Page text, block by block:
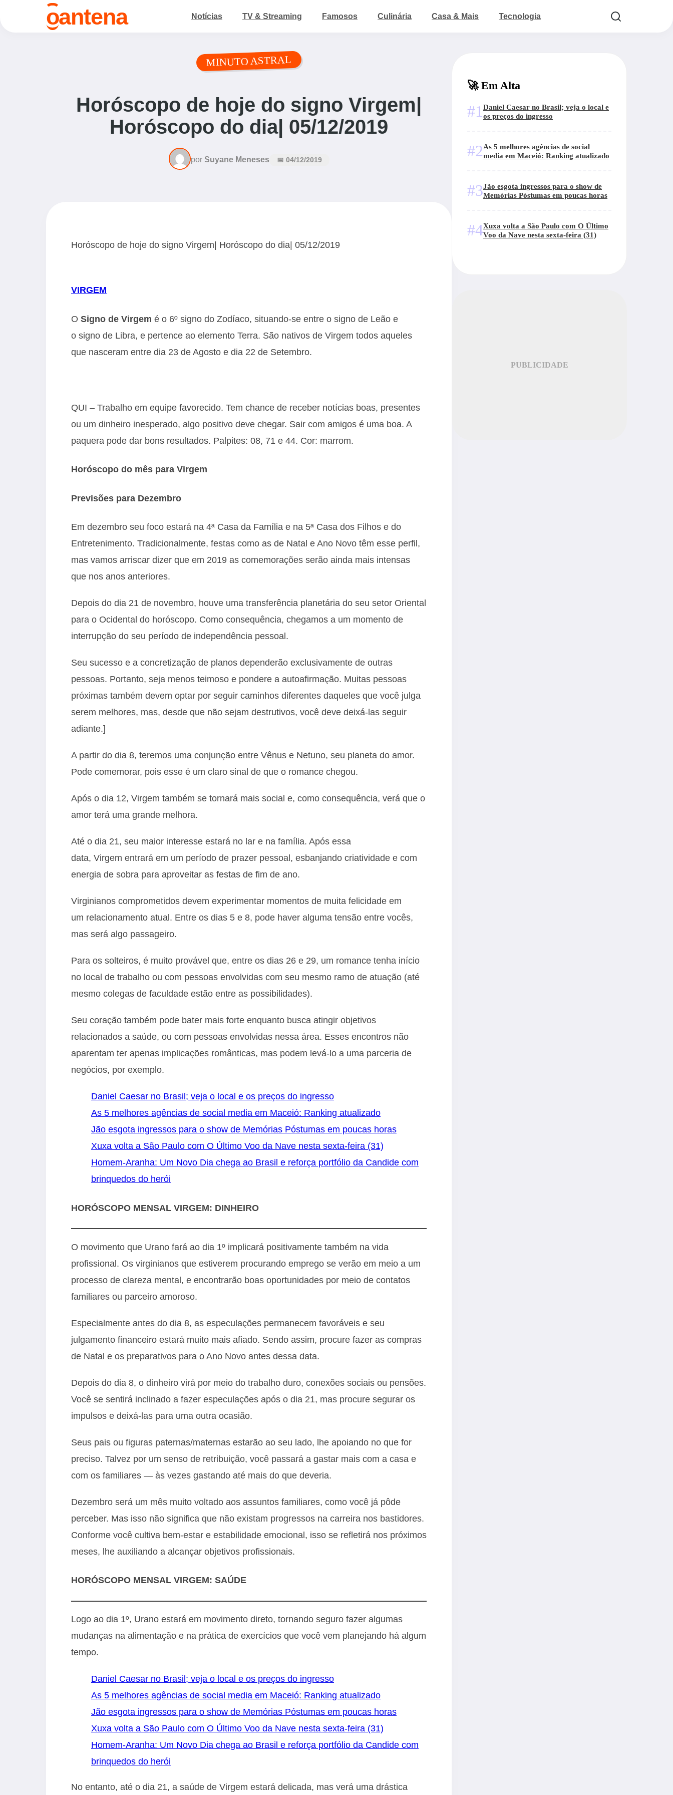
oantena Notícias TV & Streaming Famosos Culinária Casa & Mais Tecnologia
MINUTO ASTRAL
Horóscopo de hoje do signo Virgem|
Horóscopo do dia| 05/12/2019
por Suyane Meneses 📅 04/12/2019
Horóscopo de hoje do signo Virgem| Horóscopo do dia| 05/12/2019
VIRGEM
O Signo de Virgem é o 6º signo do Zodíaco, situando-se entre o signo de Leão e
o signo de Libra, e pertence ao elemento Terra. São nativos de Virgem todos aqueles
que nasceram entre dia 23 de Agosto e dia 22 de Setembro.
QUI – Trabalho em equipe favorecido. Tem chance de receber notícias boas, presentes
ou um dinheiro inesperado, algo positivo deve chegar. Sair com amigos é uma boa. A
paquera pode dar bons resultados. Palpites: 08, 71 e 44. Cor: marrom.
Horóscopo do mês para Virgem
Previsões para Dezembro
Em dezembro seu foco estará na 4ª Casa da Família e na 5ª Casa dos Filhos e do
Entretenimento. Tradicionalmente, festas como as de Natal e Ano Novo têm esse perfil,
mas vamos arriscar dizer que em 2019 as comemorações serão ainda mais intensas
que nos anos anteriores.
Depois do dia 21 de novembro, houve uma transferência planetária do seu setor Oriental
para o Ocidental do horóscopo. Como consequência, chegamos a um momento de
interrupção do seu período de independência pessoal.
Seu sucesso e a concretização de planos dependerão exclusivamente de outras
pessoas. Portanto, seja menos teimoso e pondere a autoafirmação. Muitas pessoas
próximas também devem optar por seguir caminhos diferentes daqueles que você julga
serem melhores, mas, desde que não sejam destrutivos, você deve deixá-las seguir
adiante.]
A partir do dia 8, teremos uma conjunção entre Vênus e Netuno, seu planeta do amor.
Pode comemorar, pois esse é um claro sinal de que o romance chegou.
Após o dia 12, Virgem também se tornará mais social e, como consequência, verá que o
amor terá uma grande melhora.
Até o dia 21, seu maior interesse estará no lar e na família. Após essa
data, Virgem entrará em um período de prazer pessoal, esbanjando criatividade e com
energia de sobra para aproveitar as festas de fim de ano.
Virginianos comprometidos devem experimentar momentos de muita felicidade em
um relacionamento atual. Entre os dias 5 e 8, pode haver alguma tensão entre vocês,
mas será algo passageiro.
Para os solteiros, é muito provável que, entre os dias 26 e 29, um romance tenha início
no local de trabalho ou com pessoas envolvidas com seu mesmo ramo de atuação (até
mesmo colegas de faculdade estão entre as possibilidades).
Seu coração também pode bater mais forte enquanto busca atingir objetivos
relacionados a saúde, ou com pessoas envolvidas nessa área. Esses encontros não
aparentam ter apenas implicações românticas, mas podem levá-lo a uma parceria de
negócios, por exemplo.
Daniel Caesar no Brasil; veja o local e os preços do ingresso
As 5 melhores agências de social media em Maceió: Ranking atualizado
Jão esgota ingressos para o show de Memórias Póstumas em poucas horas
Xuxa volta a São Paulo com O Último Voo da Nave nesta sexta-feira (31)
Homem-Aranha: Um Novo Dia chega ao Brasil e reforça portfólio da Candide com
brinquedos do herói
HORÓSCOPO MENSAL VIRGEM: DINHEIRO
O movimento que Urano fará ao dia 1º implicará positivamente também na vida
profissional. Os virginianos que estiverem procurando emprego se verão em meio a um
processo de clareza mental, e encontrarão boas oportunidades por meio de contatos
familiares ou parceiro amoroso.
Especialmente antes do dia 8, as especulações permanecem favoráveis e seu
julgamento financeiro estará muito mais afiado. Sendo assim, procure fazer as compras
de Natal e os preparativos para o Ano Novo antes dessa data.
Depois do dia 8, o dinheiro virá por meio do trabalho duro, conexões sociais ou pensões.
Você se sentirá inclinado a fazer especulações após o dia 21, mas procure segurar os
impulsos e deixá-las para uma outra ocasião.
Seus pais ou figuras paternas/maternas estarão ao seu lado, lhe apoiando no que for
preciso. Talvez por um senso de retribuição, você passará a gastar mais com a casa e
com os familiares — às vezes gastando até mais do que deveria.
Dezembro será um mês muito voltado aos assuntos familiares, como você já pôde
perceber. Mas isso não significa que não existam progressos na carreira nos bastidores.
Conforme você cultiva bem-estar e estabilidade emocional, isso se refletirá nos próximos
meses, lhe auxiliando a alcançar objetivos profissionais.
HORÓSCOPO MENSAL VIRGEM: SAÚDE
Logo ao dia 1º, Urano estará em movimento direto, tornando seguro fazer algumas
mudanças na alimentação e na prática de exercícios que você vem planejando há algum
tempo.
Daniel Caesar no Brasil; veja o local e os preços do ingresso
As 5 melhores agências de social media em Maceió: Ranking atualizado
Jão esgota ingressos para o show de Memórias Póstumas em poucas horas
Xuxa volta a São Paulo com O Último Voo da Nave nesta sexta-feira (31)
Homem-Aranha: Um Novo Dia chega ao Brasil e reforça portfólio da Candide com
brinquedos do herói
No entanto, até o dia 21, a saúde de Virgem estará delicada, mas verá uma drástica
🚀 Em Alta
#1Daniel Caesar no Brasil; veja o local e
os preços do ingresso
#2As 5 melhores agências de social
media em Maceió: Ranking atualizado
#3Jão esgota ingressos para o show de
Memórias Póstumas em poucas horas
#4Xuxa volta a São Paulo com O Último
Voo da Nave nesta sexta-feira (31)
PUBLICIDADE